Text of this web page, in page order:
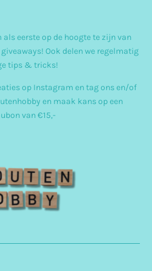
t
a
g
r
a
eerste op de hoogte te zijn van
Ook delen we regelmatig
tips & tricks!
op Instagram en tag ons en/of
en maak kans op een
van €15,-